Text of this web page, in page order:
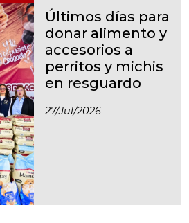
Últimos días para
donar alimento y
accesorios a
perritos y michis
en resguardo
27/jul/2026